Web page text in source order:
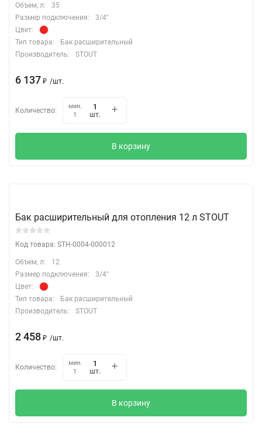
Объем, л:
35
Размер подключения:
3/4"
Цвет:
Тип товара:
Бак расширительный
Производитель:
STOUT
6 137 ₽ /шт.
Количество:
мин.
1
шт.
В корзину
Бак расширительный для отопления 12 л STOUT
Код товара: STH-0004-000012
Объем, л:
12
Размер подключения:
3/4"
Цвет:
Тип товара:
Бак расширительный
Производитель:
STOUT
2 458 ₽ /шт.
Количество:
мин.
1
шт.
В корзину